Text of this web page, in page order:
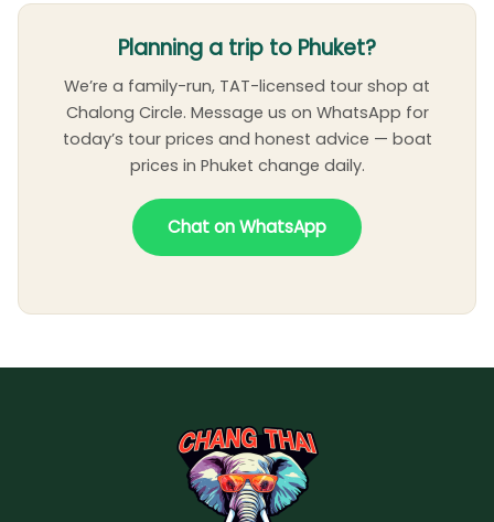
Planning a trip to Phuket?
We’re a family-run, TAT-licensed tour shop at
Chalong Circle. Message us on WhatsApp for
today’s tour prices and honest advice — boat
prices in Phuket change daily.
Chat on WhatsApp